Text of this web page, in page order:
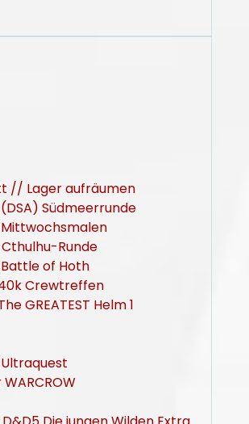
// Lager aufräumen
(DSA) Südmeerrunde
Mittwochsmalen
Cthulhu-Runde
Battle of Hoth
40k Crewtreffen
GREATEST Helm 1
Ultraquest